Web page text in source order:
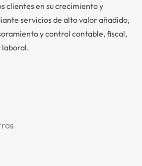
clientes en su crecimiento y
servicios de alto valor añadido,
y control contable, fiscal,
laboral.